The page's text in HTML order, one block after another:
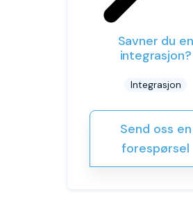
Savner du en
integrasjon?
Integrasjon
Send oss en
forespørsel